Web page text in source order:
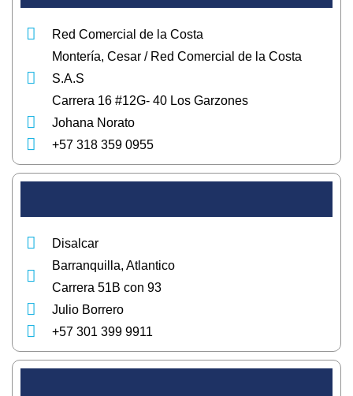
Red Comercial de la Costa
Montería, Cesar / Red Comercial de la Costa
S.A.S
Carrera 16 #12G- 40 Los Garzones
Johana Norato
+57 318 359 0955
Disalcar
Barranquilla, Atlantico
Carrera 51B con 93
Julio Borrero
+57 301 399 9911